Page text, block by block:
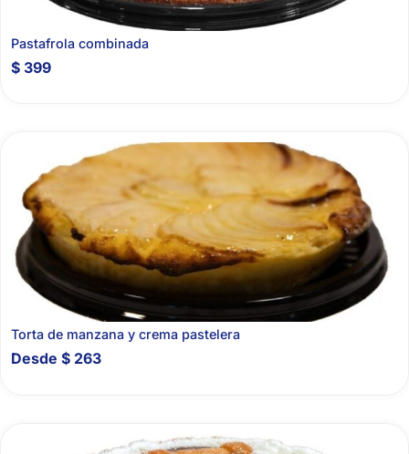
Pastafrola combinada
$ 399
Torta de manzana y crema pastelera
Desde $ 263